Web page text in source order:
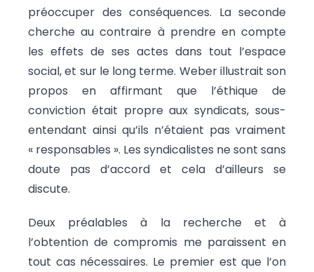
préoccuper des conséquences. La seconde
cherche au contraire à prendre en compte
les effets de ses actes dans tout l’espace
social, et sur le long terme. Weber illustrait son
propos en affirmant que l’éthique de
conviction était propre aux syndicats, sous-
entendant ainsi qu’ils n’étaient pas vraiment
« responsables ». Les syndicalistes ne sont sans
doute pas d’accord et cela d’ailleurs se
discute.
Deux préalables à la recherche et à
l’obtention de compromis me paraissent en
tout cas nécessaires. Le premier est que l’on